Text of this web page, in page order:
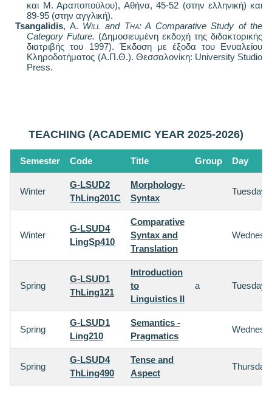
και Μ. Αραποπούλου), Αθήνα, 45-52 (στην ελληνική) και
89-95 (στην αγγλική).
Tsangalidis, A. Will and Tha: A Comparative Study of the
Category Future. (Δημοσιευμένη εκδοχή της διδακτορικής
διατριβής του 1997). Έκδοση με έξοδα του Ενυαλείου
Κληροδοτήματος (Α.Π.Θ.). Θεσσαλονίκη: University Studio
Press.
TEACHING (ACADEMIC YEAR 2025-2026)
Semester Code Title Group Day
Winter
G-LSUD2
ThLing201C
Morphology-
Syntax
Tuesday
Winter
G-LSUD4
LingSp410
Comparative
Syntax and
Translation
Spring
G-LSUD1
ThLing121
Introduction
to
Linguistics II
a Tuesday
Spring
G-LSUD1
Ling210
Semantics -
Pragmatics
Spring
G-LSUD4
ThLing490
Tense and
Aspect
Thursday